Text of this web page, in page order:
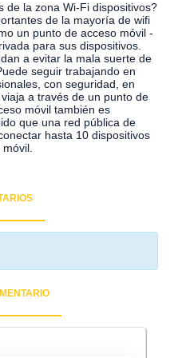
de la zona Wi-Fi dispositivos?
de la mayoría de wifi
un punto de acceso móvil -
para sus dispositivos.
a evitar la mala suerte de
seguir trabajando en
con seguridad, en
a través de un punto de
móvil también es
que una red pública de
hasta 10 dispositivos